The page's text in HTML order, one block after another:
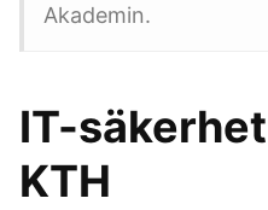
Akademin.
IT-
KTH